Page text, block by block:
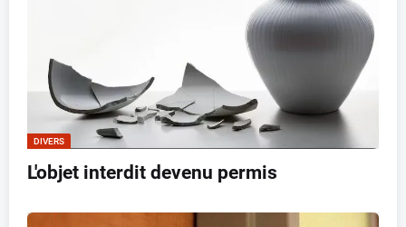
DIVERS
L'objet interdit devenu permis